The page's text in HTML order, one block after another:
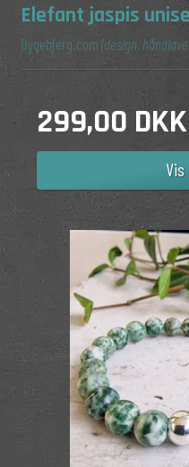
Elefant jaspis
Bygebjerg.com(design,
299,00 DKK